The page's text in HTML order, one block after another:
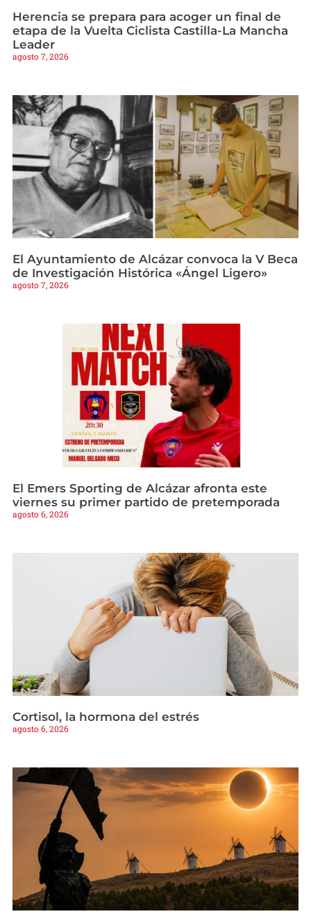
Herencia se prepara para acoger un final de
etapa de la Vuelta Ciclista Castilla-La Mancha
Leader
agosto 7, 2026
El Ayuntamiento de Alcázar convoca la V Beca
de Investigación Histórica «Ángel Ligero»
agosto 7, 2026
El Emers Sporting de Alcázar afronta este
viernes su primer partido de pretemporada
agosto 6, 2026
Cortisol, la hormona del estrés
agosto 6, 2026